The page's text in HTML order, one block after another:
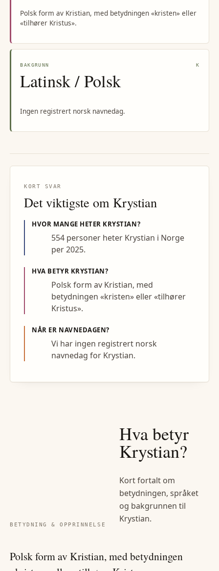
Polsk form av Kristian, med betydningen «kristen» eller
«tilhører Kristus».
BAKGRUNN K
Latinsk / Polsk
Ingen registrert norsk navnedag.
KORT SVAR
Det viktigste om Krystian
HVOR MANGE HETER KRYSTIAN?
554 personer heter Krystian i Norge
per 2025.
HVA BETYR KRYSTIAN?
Polsk form av Kristian, med
betydningen «kristen» eller «tilhører
Kristus».
NÅR ER NAVNEDAGEN?
Vi har ingen registrert norsk
navnedag for Krystian.
BETYDNING & OPPRINNELSE
Hva betyr
Krystian?
Kort fortalt om
betydningen, språket
og bakgrunnen til
Krystian.
Polsk form av Kristian, med betydningen